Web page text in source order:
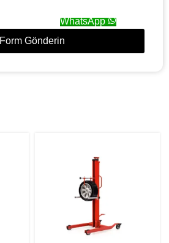
WhatsApp
Form Gönderin